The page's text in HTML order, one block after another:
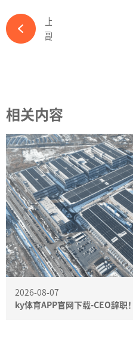
相关内容
2026-08-07
ky体育APP官网下载-CEO辞职